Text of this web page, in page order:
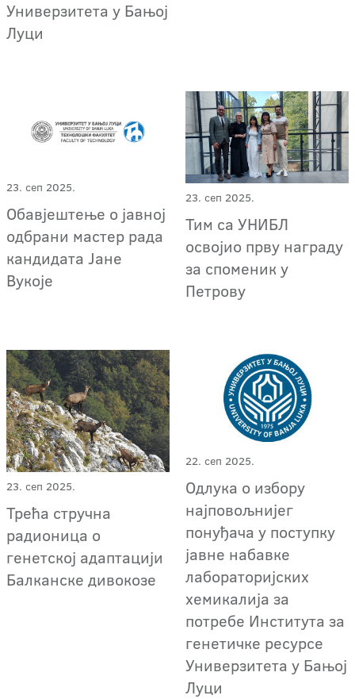
Универзитета у Бањој
Луци
23. сеп 2025.
Обавјештење о јавној
одбрани мастер рада
кандидата Јане
Вукоје
23. сеп 2025.
Тим са УНИБЛ
освојио прву награду
за споменик у
Петрову
23. сеп 2025.
Трећа стручна
радионица о
генетској адаптацији
Балканске дивокозе
22. сеп 2025.
Одлука о избору
најповољнијег
понуђача у поступку
јавне набавке
лабораторијских
хемикалија за
потребе Института за
генетичке ресурсе
Универзитета у Бањој
Луци